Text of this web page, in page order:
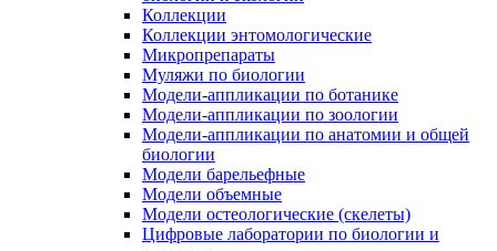
Коллекции
Коллекции энтомологические
Микропрепараты
Муляжи по биологии
Модели-аппликации по ботанике
Модели-аппликации по зоологии
Модели-аппликации по анатомии и общей
биологии
Модели барельефные
Модели объемные
Модели остеологические (скелеты)
Цифровые лаборатории по биологии и